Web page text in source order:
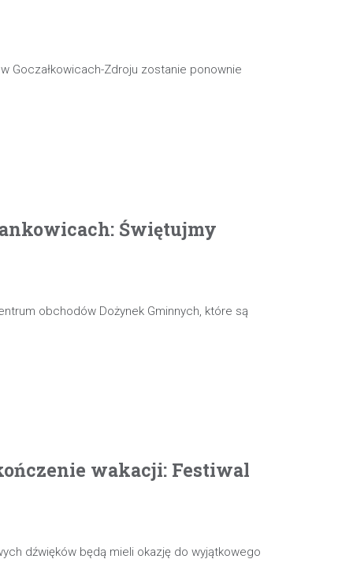
Goczałkowicach-Zdroju zostanie ponownie
Świętujmy
obchodów Dożynek Gminnych, które są
wakacji: Festiwal
dźwięków będą mieli okazję do wyjątkowego